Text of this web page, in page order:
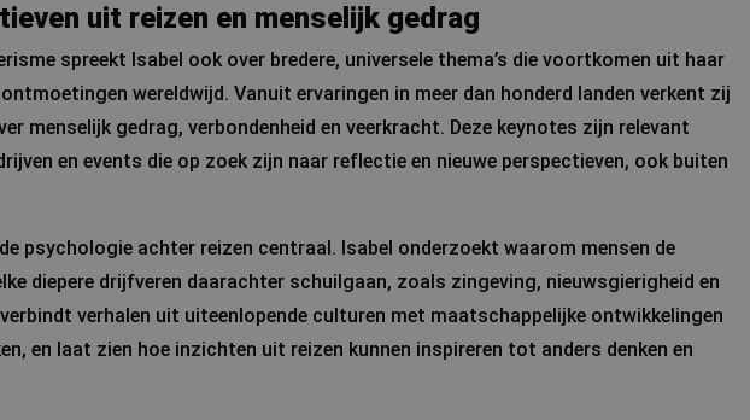
uit reizen en menselijk gedrag
spreekt Isabel ook over bredere, universele thema’s die voortkomen uit haar
wereldwijd. Vanuit ervaringen in meer dan honderd landen verkent zij
menselijk gedrag, verbondenheid en veerkracht. Deze keynotes zijn relevant
en events die op zoek zijn naar reflectie en nieuwe perspectieven, ook buiten
psychologie achter reizen centraal. Isabel onderzoekt waarom mensen de
diepere drijfveren daarachter schuilgaan, zoals zingeving, nieuwsgierigheid en
verhalen uit uiteenlopende culturen met maatschappelijke ontwikkelingen
en laat zien hoe inzichten uit reizen kunnen inspireren tot anders denken en